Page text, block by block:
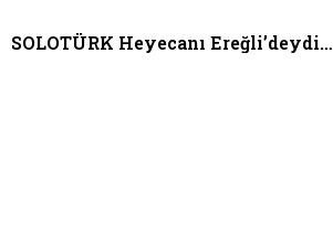
SOLOTÜRK Heyecanı Ereğli’deydi…